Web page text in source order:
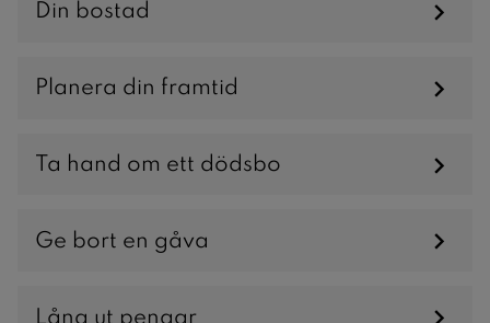
Din bostad
Planera din framtid
Ta hand om ett dödsbo
Ge bort en gåva
Låna ut pengar